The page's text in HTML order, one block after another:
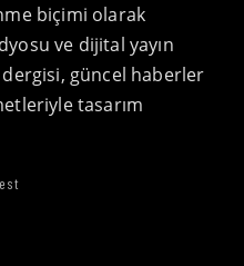
biçimi olarak
ve dijital yayın
güncel haberler
tasarım